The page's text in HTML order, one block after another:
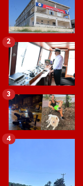
2
3
4